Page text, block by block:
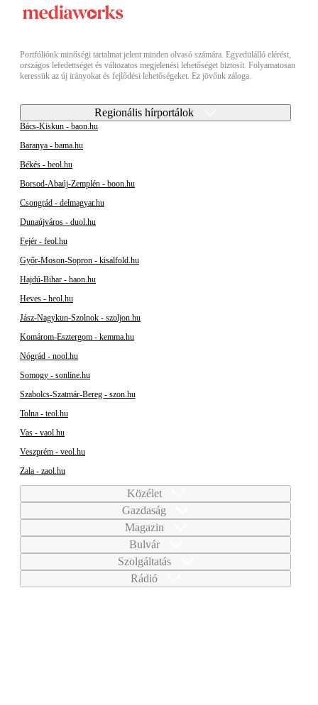
Portfóliónk minőségi tartalmat jelent minden olvasó számára. Egyedülálló elérést,
országos lefedettséget és változatos megjelenési lehetőséget biztosít. Folyamatosan
keressük az új irányokat és fejlődési lehetőségeket. Ez jövőnk záloga.
Regionális hírportálok
Bács-Kiskun - baon.hu
Baranya - bama.hu
Békés - beol.hu
Borsod-Abaúj-Zemplén - boon.hu
Csongrád - delmagyar.hu
Dunaújváros - duol.hu
Fejér - feol.hu
Győr-Moson-Sopron - kisalfold.hu
Hajdú-Bihar - haon.hu
Heves - heol.hu
Jász-Nagykun-Szolnok - szoljon.hu
Komárom-Esztergom - kemma.hu
Nógrád - nool.hu
Somogy - sonline.hu
Szabolcs-Szatmár-Bereg - szon.hu
Tolna - teol.hu
Vas - vaol.hu
Veszprém - veol.hu
Zala - zaol.hu
Közélet
Gazdaság
Magazin
Bulvár
Szolgáltatás
Rádió